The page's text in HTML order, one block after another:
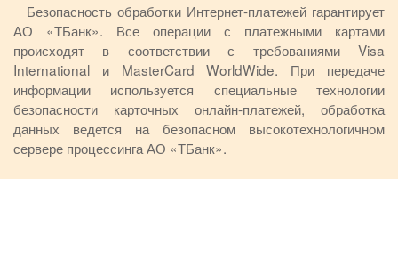
Безопасность обработки Интернет-платежей гарантирует
АО «ТБанк». Все операции с платежными картами
происходят в соответствии с требованиями Visa
International и MasterCard WorldWide. При передаче
информации используется специальные технологии
безопасности карточных онлайн-платежей, обработка
данных ведется на безопасном высокотехнологичном
сервере процессинга АО «ТБанк».